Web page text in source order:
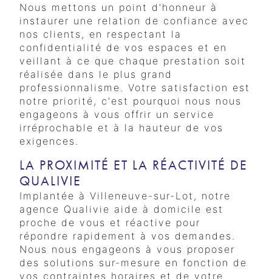
Nous mettons un point d'honneur à
instaurer une relation de confiance avec
nos clients, en respectant la
confidentialité de vos espaces et en
veillant à ce que chaque prestation soit
réalisée dans le plus grand
professionnalisme. Votre satisfaction est
notre priorité, c'est pourquoi nous nous
engageons à vous offrir un service
irréprochable et à la hauteur de vos
exigences.
LA PROXIMITÉ ET LA RÉACTIVITÉ DE
QUALIVIE
Implantée à Villeneuve-sur-Lot, notre
agence Qualivie aide à domicile est
proche de vous et réactive pour
répondre rapidement à vos demandes.
Nous nous engageons à vous proposer
des solutions sur-mesure en fonction de
vos contraintes horaires et de votre